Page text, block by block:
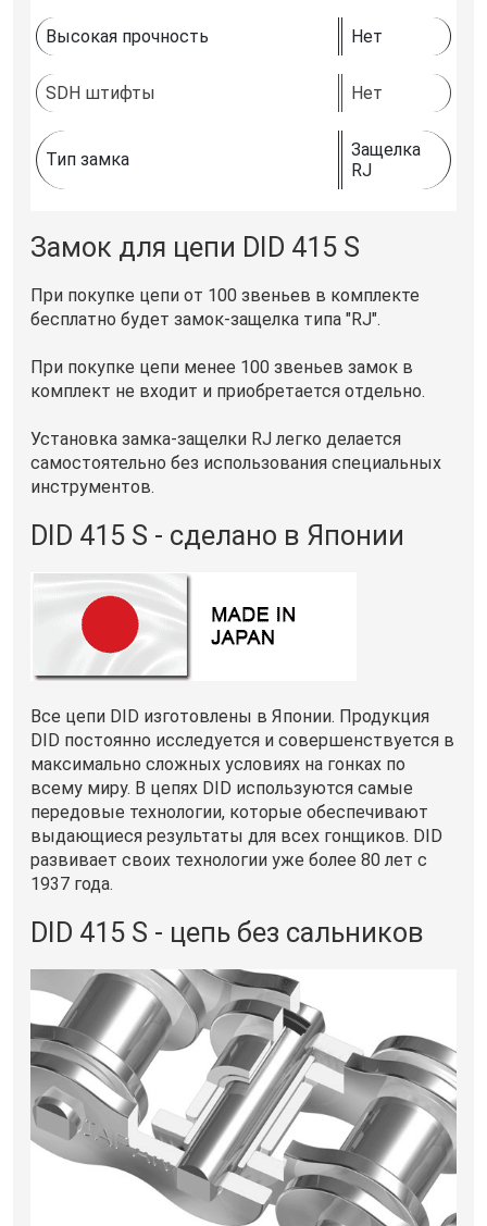
Высокая прочность Нет
SDH штифты Нет
Тип замка
Защелка
RJ
Замок для цепи DID 415 S
При покупке цепи от 100 звеньев в комплекте
бесплатно будет замок-защелка типа "RJ".
При покупке цепи менее 100 звеньев замок в
комплект не входит и приобретается отдельно.
Установка замка-защелки RJ легко делается
самостоятельно без использования специальных
инструментов.
DID 415 S - сделано в Японии
Все цепи DID изготовлены в Японии. Продукция
DID постоянно исследуется и совершенствуется в
максимально сложных условиях на гонках по
всему миру. В цепях DID используются самые
передовые технологии, которые обеспечивают
выдающиеся результаты для всех гонщиков. DID
развивает своих технологии уже более 80 лет с
1937 года.
DID 415 S - цепь без сальников